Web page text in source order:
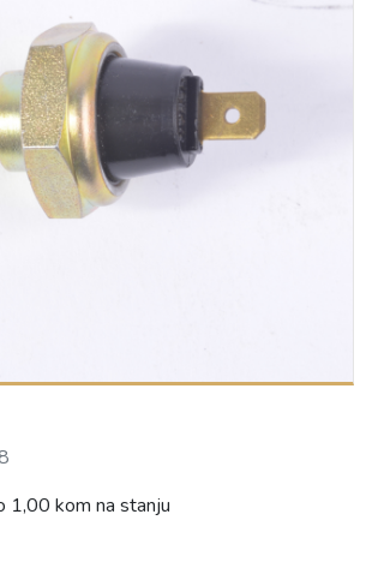
1,00 kom na stanju